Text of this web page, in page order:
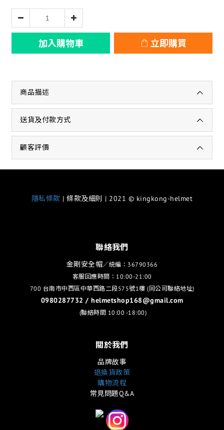
加入購物車 立即購買
商品描述
送貨及付款方式
顧客評價
隱私條款 | 條款及細則 | 2021 © kingkong-helmet
聯絡我們
金剛安全帽／統編：36790366
客服回應時間：10:00-21:00
700 台南市中西區中華西路二段575號1樓 (同公司聯絡地址)
0980287732 / helmetshop168@gmail.com
(聯絡時間 10:00 -18:00)
關於我們
品牌故事
退換貨政策
購物流程
常見問題Q&A